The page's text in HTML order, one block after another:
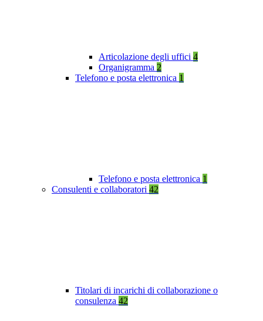
Articolazione degli uffici 4
Organigramma 2
Telefono e posta elettronica 1
Telefono e posta elettronica 1
Consulenti e collaboratori 42
Titolari di incarichi di collaborazione o
consulenza 42